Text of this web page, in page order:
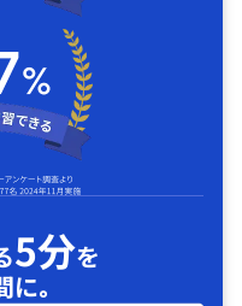
5分を
に｡